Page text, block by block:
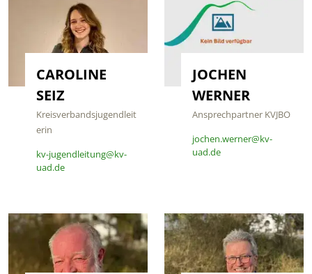
CAROLINE
SEIZ
Kreisverbandsjugendleit
erin
kv-jugendleitung@kv-
uad.de
JOCHEN
WERNER
Ansprechpartner KVJBO
jochen.werner@kv-
uad.de